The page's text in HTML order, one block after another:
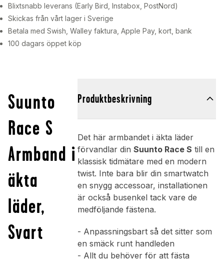
Blixtsnabb leverans (Early Bird, Instabox, PostNord)
Skickas från vårt lager i Sverige
Betala med Swish, Walley faktura, Apple Pay, kort, bank
100 dagars öppet köp
Suunto
Race S
Armband i
äkta
läder,
Svart
Produktbeskrivning
Det här armbandet i äkta läder
förvandlar din Suunto Race S till en
klassisk tidmätare med en modern
twist. Inte bara blir din smartwatch
en snygg accessoar, installationen
är också busenkel tack vare de
medföljande fästena.
- Anpassningsbart så det sitter som
en smäck runt handleden
- Allt du behöver för att fästa